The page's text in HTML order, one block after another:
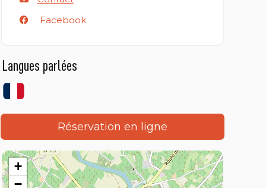
Facebook
Langues parlées
Réservation en ligne
+
−